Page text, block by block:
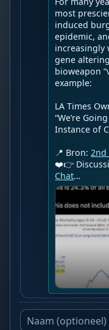
most
induced
epidemic,
increasingly
gene
bioweapon
example:
LA Times
“We’re
Instance of
📍 Bron: 2nd
❤️👉
Chat…